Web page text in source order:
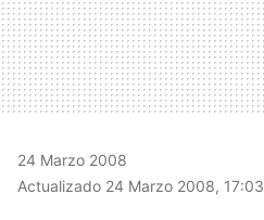
24 Marzo 2008
Actualizado 24 Marzo 2008, 17:03